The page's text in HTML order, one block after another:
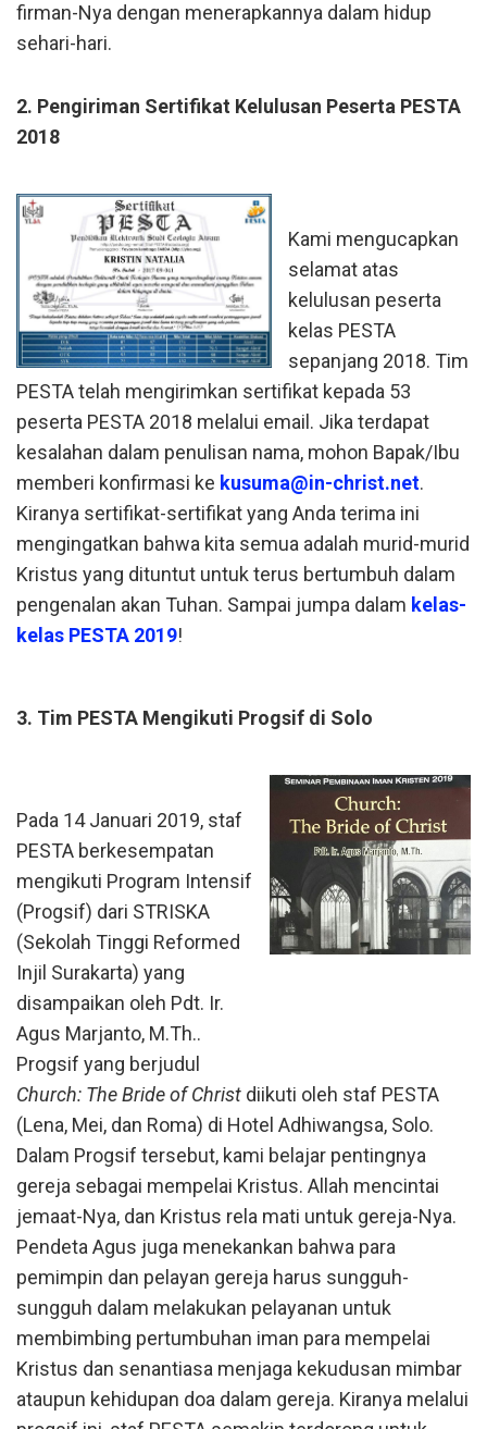
firman-Nya dengan menerapkannya dalam hidup
sehari-hari.
2. Pengiriman Sertifikat Kelulusan Peserta PESTA
2018
Kami mengucapkan
selamat atas
kelulusan peserta
kelas PESTA
sepanjang 2018. Tim
PESTA telah mengirimkan sertifikat kepada 53
peserta PESTA 2018 melalui email. Jika terdapat
kesalahan dalam penulisan nama, mohon Bapak/Ibu
memberi konfirmasi ke kusuma@in-christ.net.
Kiranya sertifikat-sertifikat yang Anda terima ini
mengingatkan bahwa kita semua adalah murid-murid
Kristus yang dituntut untuk terus bertumbuh dalam
pengenalan akan Tuhan. Sampai jumpa dalam kelas-
kelas PESTA 2019!
3. Tim PESTA Mengikuti Progsif di Solo
Pada 14 Januari 2019, staf
PESTA berkesempatan
mengikuti Program Intensif
(Progsif) dari STRISKA
(Sekolah Tinggi Reformed
Injil Surakarta) yang
disampaikan oleh Pdt. Ir.
Agus Marjanto, M.Th..
Progsif yang berjudul
Church: The Bride of Christ diikuti oleh staf PESTA
(Lena, Mei, dan Roma) di Hotel Adhiwangsa, Solo.
Dalam Progsif tersebut, kami belajar pentingnya
gereja sebagai mempelai Kristus. Allah mencintai
jemaat-Nya, dan Kristus rela mati untuk gereja-Nya.
Pendeta Agus juga menekankan bahwa para
pemimpin dan pelayan gereja harus sungguh-
sungguh dalam melakukan pelayanan untuk
membimbing pertumbuhan iman para mempelai
Kristus dan senantiasa menjaga kekudusan mimbar
ataupun kehidupan doa dalam gereja. Kiranya melalui